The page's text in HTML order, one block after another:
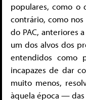
populares, como o
contrário, como nos
do PAC, anteriores
um dos alvos dos
entendidos como
incapazes de dar
muito menos,
àquela época —